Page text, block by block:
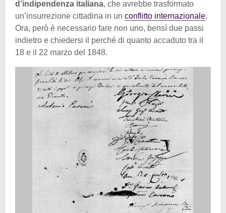
d’indipendenza italiana, che avrebbe trasformato
un’insurrezione cittadina in un conflitto internazionale.
Ora, però è necessario fare non uno, bensì due passi
indietro e chiedersi il perché di quanto accaduto tra il
18 e il 22 marzo del 1848.